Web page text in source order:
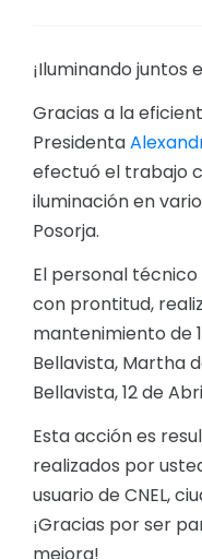
¡Iluminando juntos
Gracias a la
Presidenta
efectuó el trabajo
iluminación en
Posorja.
El personal técnico
con prontitud,
mantenimiento de
Bellavista, Martha
Bellavista, 12 de
Esta acción es
realizados por
usuario de CNEL,
¡Gracias por ser